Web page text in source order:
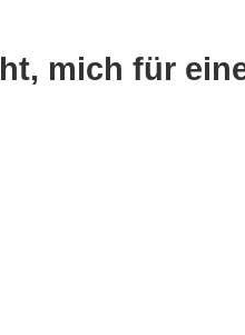
mich für